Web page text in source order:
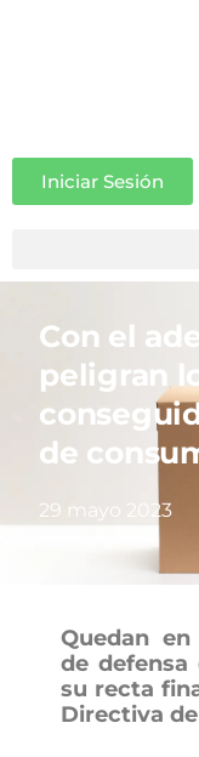
Iniciar Sesión
Con el
peligran
de
29 mayo 2023
Quedan
de defensa
su recta
Directiva